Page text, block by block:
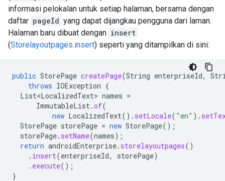
informasi pelokalan untuk setiap halaman, bersama dengan
daftar pageId yang dapat dijangkau pengguna dari laman.
Halaman baru dibuat dengan insert
(Storelayoutpages.insert) seperti yang ditampilkan di sini:
public StorePage createPage(String enterpriseId,
throws IOException {
List<LocalizedText> names =
ImmutableList .of(
new LocalizedText(). setLocale( "en" ).
StorePage storePage = new StorePage();
storePage. setName(names);
return androidEnterprise. storelayoutpages()
. insert(enterpriseId, storePage)
. execute();
}